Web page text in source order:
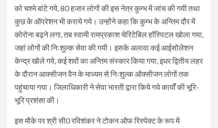
को चश्मे बांटे गये, 80 हजार लोगों की इस नेत्र कुम्भ में जांच की गयी तथा
कुछ के ऑपरेशन भी कराये गये। उन्होंने कहा कि कुम्भ के अन्तिम दौर में
कोरोना बढ़ने लगा, तब स्वामी रामप्रकाश चेरिटेबिल हाॅस्पिटल खोला गया,
जहां लोगों की निःशुल्क सेवा की गयी। इसके अलावा कई आईसोलेशन
केन्द्र खोले गये, कई शवों का अन्तिम संस्कार किया गया, इधर द्वितीय लहर
के दौरान आक्सीजन वैन के माध्यम से निःशुल्क ऑक्सीजन लोगों तक
पहुंचाया गया। जिलाधिकारी ने सेवा भारती द्वारा किये गये कार्यों की भूरि-
भूरि प्रशंसा की।
इस मौके पर श्री सी0 रविशंकर ने टोकन ऑफ रिस्पेक्ट के रूप में